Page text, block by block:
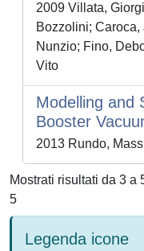
2009 Villata,
Bozzolini;
Nunzio; Fino,
Vito
Modelling and
Booster
2013 Rundo,
Mostrati risultati da 3 a
5
Legenda icone